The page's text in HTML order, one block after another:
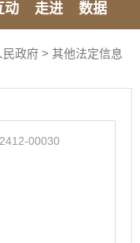
动 走进
数据
民政府 > 其他法定信息
00030